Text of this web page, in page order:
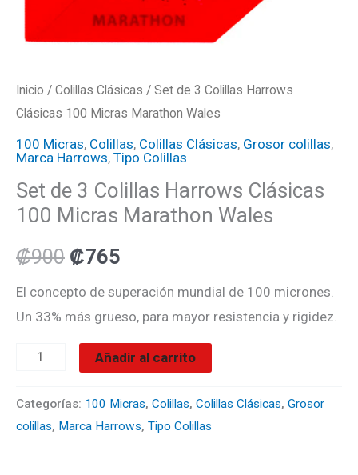
Inicio / Colillas Clásicas / Set de 3 Colillas Harrows
Clásicas 100 Micras Marathon Wales
100 Micras, Colillas, Colillas Clásicas, Grosor colillas,
Marca Harrows, Tipo Colillas
Set de 3 Colillas Harrows Clásicas
100 Micras Marathon Wales
₡900 ₡765
El concepto de superación mundial de 100 micrones.
Un 33% más grueso, para mayor resistencia y rigidez.
Añadir al carrito
Categorías: 100 Micras, Colillas, Colillas Clásicas, Grosor
colillas, Marca Harrows, Tipo Colillas